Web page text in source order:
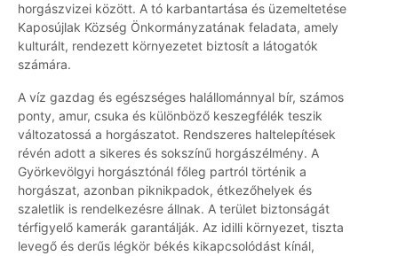
horgászvizei között. A tó karbantartása és üzemeltetése
Kaposújlak Község Önkormányzatának feladata, amely
kulturált, rendezett környezetet biztosít a látogatók
számára.
A víz gazdag és egészséges halállománnyal bír, számos
ponty, amur, csuka és különböző keszegfélék teszik
változatossá a horgászatot. Rendszeres haltelepítések
révén adott a sikeres és sokszínű horgászélmény. A
Györkevölgyi horgásztónál főleg partról történik a
horgászat, azonban piknikpadok, étkezőhelyek és
szaletlik is rendelkezésre állnak. A terület biztonságát
térfigyelő kamerák garantálják. Az idilli környezet, tiszta
levegő és derűs légkör békés kikapcsolódást kínál,